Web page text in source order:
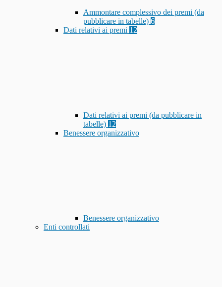
Ammontare complessivo dei premi (da
pubblicare in tabelle) 6
Dati relativi ai premi 12
Dati relativi ai premi (da pubblicare in
tabelle) 12
Benessere organizzativo
Benessere organizzativo
Enti controllati